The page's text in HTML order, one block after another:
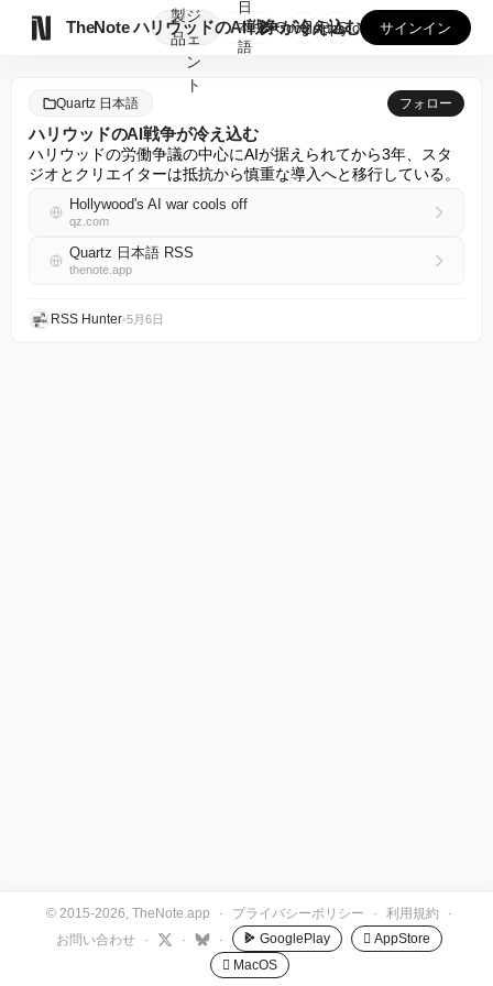
TheNote
製
品
ジ
ェ
ン
ト
ハリウッドのAI戦争が冷え込む
日
本
語
GooglePlay
AppStore サインイン
Quartz 日本語 フォロー
ハリウッドのAI戦争が冷え込む
ハリウッドの労働争議の中心にAIが据えられてから3年、スタ
ジオとクリエイターは抵抗から慎重な導入へと移行している。
Hollywood's AI war cools off
qz.com
Quartz 日本語 RSS
thenote.app
RSS Hunter•5月6日
© 2015-2026, TheNote.app · プライバシーポリシー · 利用規約
·
お問い合わせ
· · · GooglePlay
 AppStore
 MacOS